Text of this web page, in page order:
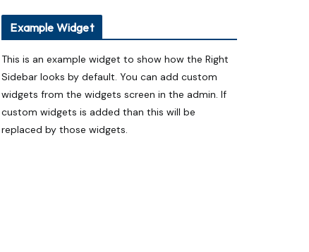
Example Widget
This is an example widget to show how the Right
Sidebar looks by default. You can add custom
widgets from the widgets screen in the admin. If
custom widgets is added than this will be
replaced by those widgets.